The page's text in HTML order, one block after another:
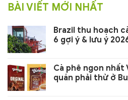
BÀI VIẾT MỚI NHẤT
Brazil thu hoạch
6 gợi ý & lưu ý
Cà phê ngon nhất
quán phải thử ở